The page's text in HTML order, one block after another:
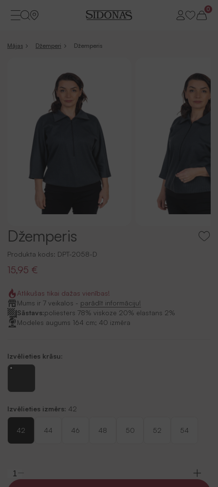
0
Mājas Džemperi Džemperis
Džemperis
Produkta kods: DPT-2058-D
15,95 €
Atlikušas tikai dažas vienības!
Mums ir 7 veikalos - parādīt informāciju!
Sāstavs:poliesters 78% viskoze 20% elastans 2%
Modeles augums 164 cm; 40 izmēra
Izvēlieties krāsu:
Izvēlieties izmērs: 42
42 44 46 48 50 52 54